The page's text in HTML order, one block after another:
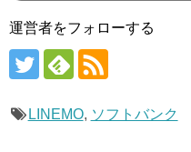
運営者をフォローする
LINEMO, ソフトバンク